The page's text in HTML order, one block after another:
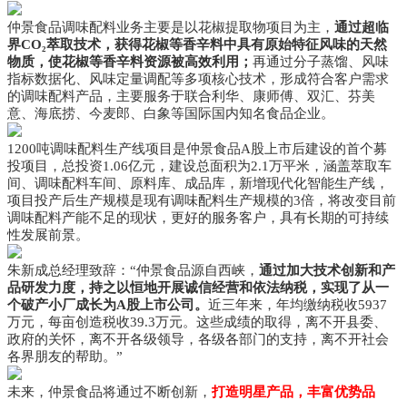
仲景食品调味配料业务主要是以花椒提取物项目为主， 通过超临
界CO₂萃取技术，获得花椒等香辛料中具有原始特征风味的天然
物质，使花椒等香辛料资源被高效利用； 再通过分子蒸馏、风味
指标数据化、风味定量调配等多项核心技术，形成符合客户需求
的调味配料产品，主要服务于联合利华、康师傅、双汇、芬美
意、海底捞、今麦郎、白象等国际国内知名食品企业。
1200吨调味配料生产线项目是仲景食品A股上市后建设的首个募
投项目，总投资1.06亿元，建设总面积为2.1万平米，涵盖萃取车
间、调味配料车间、原料库、成品库，新增现代化智能生产线，
项目投产后生产规模是现有调味配料生产规模的3倍，将改变目前
调味配料产能不足的现状，更好的服务客户，具有长期的可持续
性发展前景。
朱新成总经理致辞：“仲景食品源自西峡， 通过加大技术创新和产
品研发力度，持之以恒地开展诚信经营和依法纳税，实现了从一
个破产小厂成长为A股上市公司。 近三年来，年均缴纳税收5937
万元，每亩创造税收39.3万元。这些成绩的取得，离不开县委、
政府的关怀，离不开各级领导，各级各部门的支持，离不开社会
各界朋友的帮助。”
未来，仲景食品将通过不断创新，打造明星产品，丰富优势品